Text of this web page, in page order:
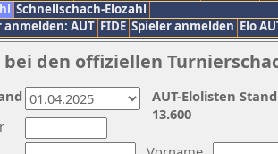
Schnellschach-Elozahl
AUT FIDE Spieler anmelden Elo
den offiziellen
AUT-Elolisten
13.600